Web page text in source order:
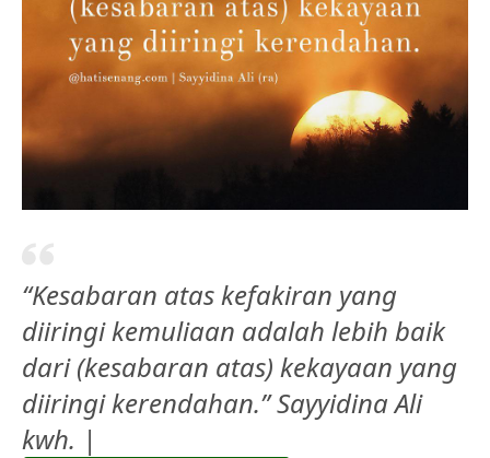
“Kesabaran atas kefakiran yang
diiringi kemuliaan adalah lebih baik
dari (kesabaran atas) kekayaan yang
diiringi kerendahan.” Sayyidina Ali
kwh. |